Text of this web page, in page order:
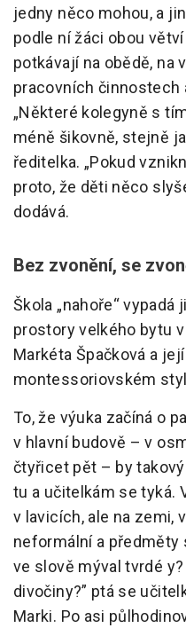
jedny něco mohou, a
podle ní žáci obou
potkávají na obědě, na
pracovních činnostech
„Některé kolegyně s
méně šikovně, stejně
ředitelka. „Pokud
proto, že děti něco
dodává.
Bez zvonění, se
Škola „nahoře“ vypadá
prostory velkého bytu
Markéta Špačková a
montessoriovském
To, že výuka začíná o
v hlavní budově – v
čtyřicet pět – by
tu a učitelkám se tyká.
v lavicích, ale na zemi,
neformální a předměty
ve slově mýval tvrdé
divočiny?” ptá se
Marki. Po asi